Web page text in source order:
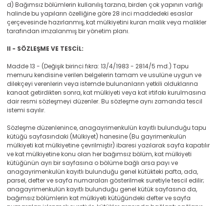
d) Bağımsız bölümlerin kullanılış tarzına, birden çok yapının varlığı
halinde bu yapıların özelliğine göre 28 inci maddedeki esaslar
çerçevesinde hazırlanmış, kat mülkiyetini kuran malik veya malikler
tarafından imzalanmış bir yönetim planı.
II - SÖZLEŞME VE TESCİL:
Madde 13 - (Değişik birinci fıkra: 13/4/1983 - 2814/5 md.) Tapu
memuru kendisine verilen belgelerin tamam ve usulüne uygun ve
dilekçeyi verenlerin veya istemde bulunanların yetkili olduklarına
kanaat getirdikten sonra, kat mülkiyeti veya kat irtifakı kurulmasına
dair resmi sözleşmeyi düzenler. Bu sözleşme aynı zamanda tescil
istemi sayılır.
Sözleşme düzenlenince, anagayrimenkulün kayıtlı bulunduğu tapu
kütüğü sayfasındaki (Mülkiyet) hanesine (Bu gayrimenkulün
mülkiyeti kat mülkiyetine çevrilmiştir) ibaresi yazılarak sayfa kapatılır
ve kat mülkiyetine konu olan her bağımsız bölüm, kat mülkiyeti
kütüğünün ayrı bir sayfasına o bölüme bağlı arsa payı ve
anagayrimenkulün kayıtlı bulunduğu genel kütükteki pafta, ada,
parsel, defter ve sayfa numaraları gösterilmek suretiyle tescil edilir;
anagayrimenkulün kayıtlı bulunduğu genel kütük sayfasına da,
bağımsız bölümlerin kat mülkiyeti kütüğündeki defter ve sayfa